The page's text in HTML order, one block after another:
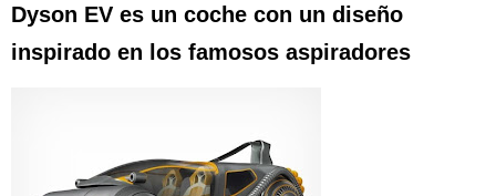
Dyson EV es un coche con un diseño
inspirado en los famosos aspiradores